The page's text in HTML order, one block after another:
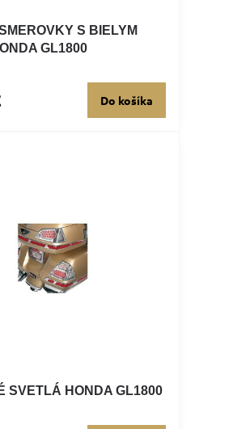
S BIELYM
GL1800
Do košíka
SVETLÁ HONDA GL1800